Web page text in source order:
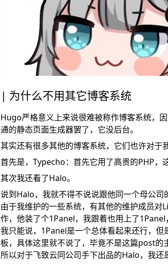
为什么不用其它博客系统
Hugo严格意义上来说很难被称作博客系统，
通的静态页面生成器罢了，它没后台。
其实还有很多其他的博客系统，它们也许对于
首先是，Typecho：首先它用了高贵的PHP，
其次我还看了Halo。
说到Halo，我就不得不说说跟他同一个母公司
由于我维护的一些系统，有其他的维护成员
作，他装了个1Panel，我跟着也用上了1Panel
我只能说，1Panel是一个总体看起来还行，
板，具体这里就不说了，毕竟不是这篇post的
所以对于飞致云同公司手下出品的Halo，我还